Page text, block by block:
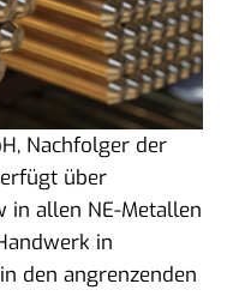
Nachfolger der
über
in allen NE-Metallen
in
den angrenzenden